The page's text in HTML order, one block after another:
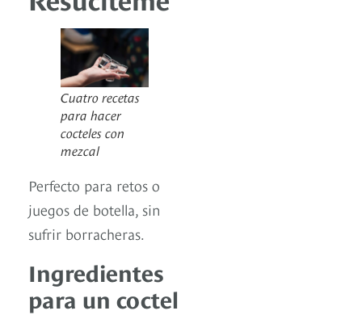
Cuatro recetas
para hacer
cocteles con
mezcal
Perfecto para retos o
juegos de botella, sin
sufrir borracheras.
Ingredientes
para un coctel